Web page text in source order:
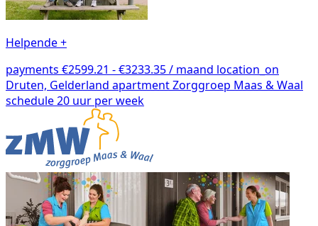
Helpende +
payments €2599.21 - €3233.35 / maand location_on
Druten, Gelderland apartmentZorggroep Maas & Waal
schedule20 uur per week